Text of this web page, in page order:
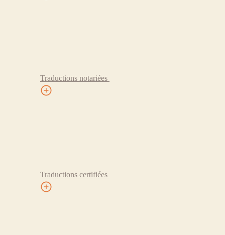
Traductions notariées
Traductions certifiées